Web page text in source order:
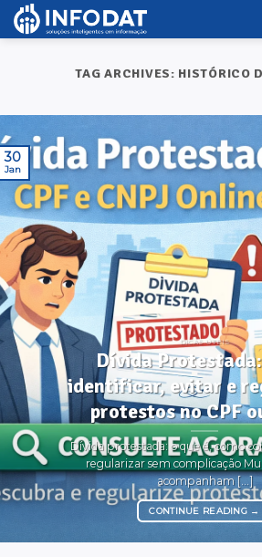
Skip
TAG ARCHIVES: HISTÓRICO
DICAS ÚTEIS
Dívida
identificar, evitar e
protestos no CPF
Dívida protestada: o que é, como
regularizar sem complicação
acompanham [...]
CONTINUE READING →
30
Jan